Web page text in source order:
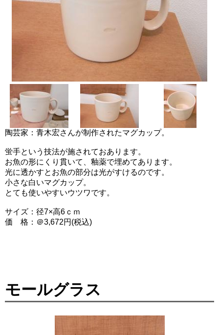
陶芸家：青木宏さんが制作されたマグカップ。
蛍手という技法が施されておあります。
お魚の形にくり貫いて、釉薬で埋めてあります。
光に透かすとお魚の部分は光がすけるのです。
小さな白いマグカップ。
とても使いやすいウツワです。
サイズ：径7×高6ｃｍ
価 格：＠3,672円(税込)
モールグラス